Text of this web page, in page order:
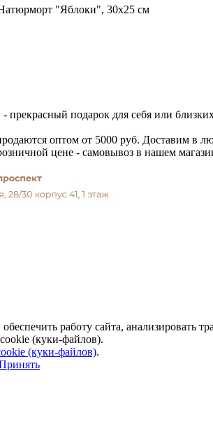
"Яблоки", 30х25 см
подарок для себя или
оптом от 5000 руб. Доставим в
цене - самовывоз в нашем
работу сайта, анализировать
(куки-файлов).
(куки-файлов).